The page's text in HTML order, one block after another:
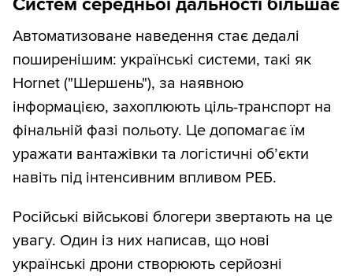
Автоматизоване наведення стає дедалі
поширенішим: українські системи, такі як
Hornet ("Шершень"), за наявною
інформацією, захоплюють ціль-транспорт на
фінальній фазі польоту. Це допомагає їм
уражати вантажівки та логістичні об’єкти
навіть під інтенсивним впливом РЕБ.
Російські військові блогери звертають на це
увагу. Один із них написав, що нові
українські дрони створюють серйозні